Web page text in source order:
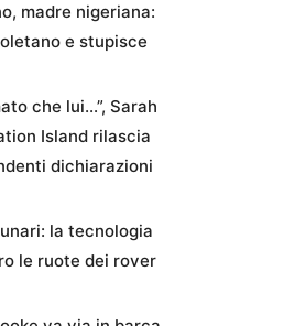
madre nigeriana:
e stupisce
che lui…”, Sarah
Island rilascia
dichiarazioni
la tecnologia
le ruote dei rover